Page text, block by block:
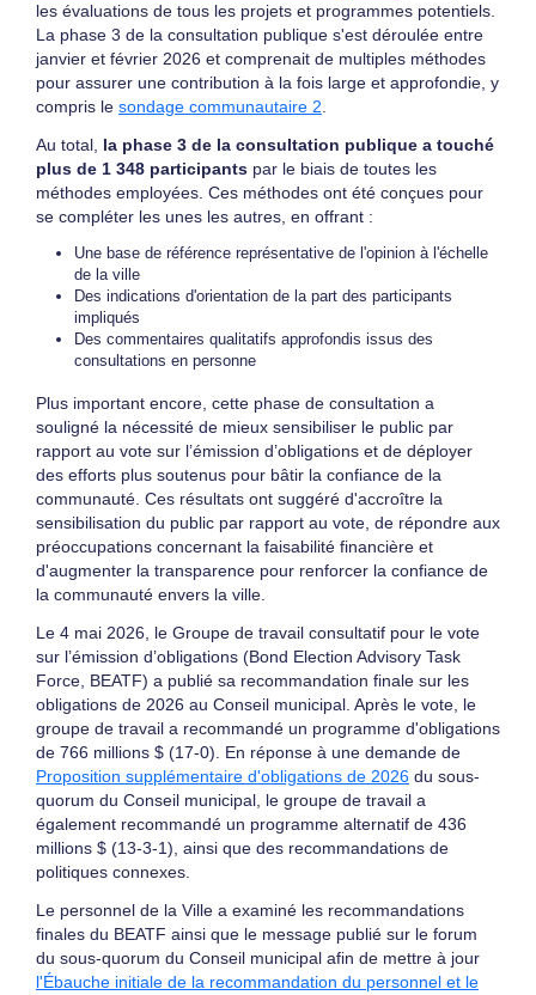
les évaluations de tous les projets et programmes potentiels.
La phase 3 de la consultation publique s'est déroulée entre
janvier et février 2026 et comprenait de multiples méthodes
pour assurer une contribution à la fois large et approfondie, y
compris le sondage communautaire 2
Au total, la phase 3 de la consultation publique a touché
plus de 1 348 participants par le biais de toutes les
méthodes employées. Ces méthodes ont été conçues pour
se compléter les unes les autres, en offrant :
Une base de référence représentative de l'opinion à l'échelle
de la ville
Des indications d'orientation de la part des participants
impliqués
Des commentaires qualitatifs approfondis issus des
consultations en personne
Plus important encore, cette phase de consultation a
souligné la nécessité de mieux sensibiliser le public par
rapport au vote sur l’émission d’obligations et de déployer
des efforts plus soutenus pour bâtir la confiance de la
communauté. Ces résultats ont suggéré d'accroître la
sensibilisation du public par rapport au vote, de répondre aux
préoccupations concernant la faisabilité financière et
d'augmenter la transparence pour renforcer la confiance de
la communauté envers la ville.
Le 4 mai 2026, le Groupe de travail consultatif pour le vote
sur l’émission d’obligations (Bond Election Advisory Task
Force, BEATF) a publié sa recommandation finale sur les
obligations de 2026 au Conseil municipal. Après le vote, le
groupe de travail a recommandé un programme d'obligations
de 766 millions $ (17-0). En réponse à une demande de
Proposition supplémentaire d'obligations de 2026 du sous-
quorum du Conseil municipal, le groupe de travail a
également recommandé un programme alternatif de 436
millions $ (13-3-1), ainsi que des recommandations de
politiques connexes.
Le personnel de la Ville a examiné les recommandations
finales du BEATF ainsi que le message publié sur le forum
du sous-quorum du Conseil municipal afin de mettre à jour
l'Ébauche initiale de la recommandation du personnel et le